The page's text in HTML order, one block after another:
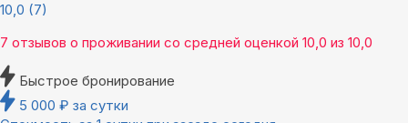
10,0 (7)
7 отзывов о проживании со средней оценкой 10,0 из 10,0
Быстрое бронирование
5 000 ₽ за сутки